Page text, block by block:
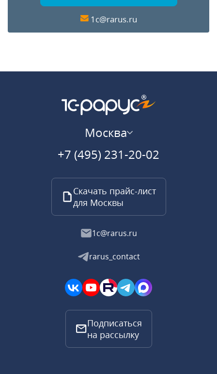
1c@rarus.ru
Москва
+7 (495) 231-20-02
Скачать прайс-лист
для Москвы
1c@rarus.ru
rarus_contact
Подписаться
на рассылку